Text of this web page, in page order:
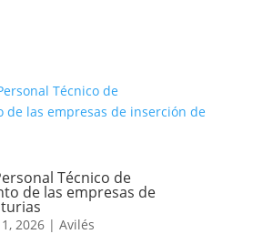
Técnico de
de las empresas de
2026| Avilés